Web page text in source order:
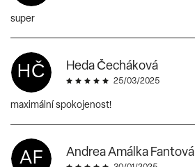
super
HČ Heda Čecháková
25/03/2025
maximální spokojenost!
AF Andrea Amálka Fantová